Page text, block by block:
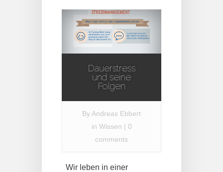
Dauerstress
und seine
Folgen
By Andreas Ebbert
in Wissen | 0
comments
Wir leben in einer